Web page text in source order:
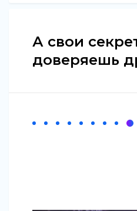
А свои
доверяешь